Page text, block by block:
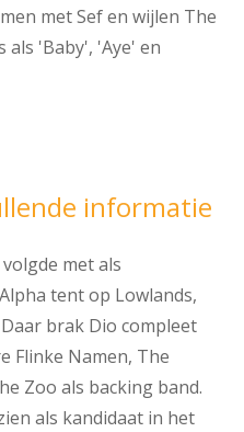
met Sef en wijlen The
als 'Baby', 'Aye' en
informatie
met als
tent op Lowlands,
brak Dio compleet
Flinke Namen, The
Zoo als backing band.
als kandidaat in het